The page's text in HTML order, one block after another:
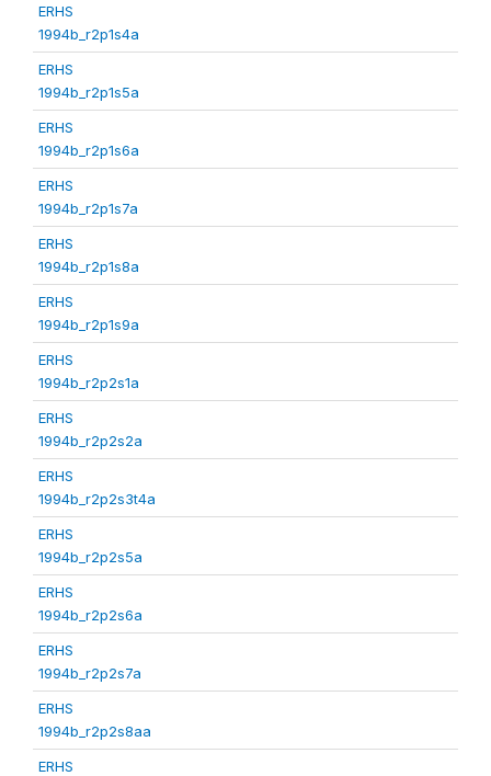
ERHS
1994b_r2p1s4a
ERHS
1994b_r2p1s5a
ERHS
1994b_r2p1s6a
ERHS
1994b_r2p1s7a
ERHS
1994b_r2p1s8a
ERHS
1994b_r2p1s9a
ERHS
1994b_r2p2s1a
ERHS
1994b_r2p2s2a
ERHS
1994b_r2p2s3t4a
ERHS
1994b_r2p2s5a
ERHS
1994b_r2p2s6a
ERHS
1994b_r2p2s7a
ERHS
1994b_r2p2s8aa
ERHS